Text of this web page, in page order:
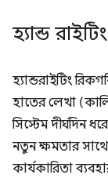
হ্যান্ড
হ্যান্ডরাইটিং
হাতের লেখা
সিস্টেম দীর্ঘদিন
নতুন ক্ষমতার
কার্যকারিতা